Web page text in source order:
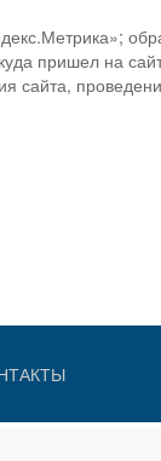
пришел на